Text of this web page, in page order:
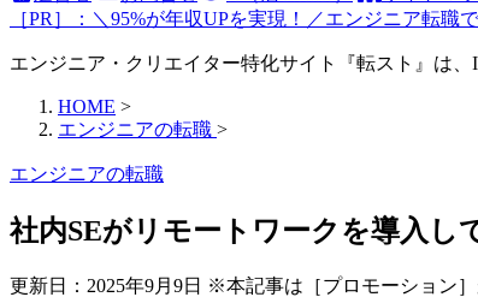
［PR］：＼95%が年収UPを実現！／エンジニア転
エンジニア・クリエイター特化サイト『転スト』は、
HOME >
エンジニアの転職 >
エンジニアの転職
社内SEがリモートワークを導入し
更新日： 2025年9月9日 ※本記事は［プロモーション